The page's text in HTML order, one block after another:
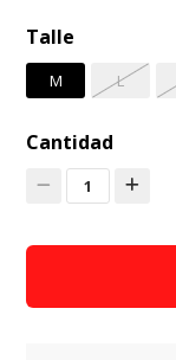
Talle
M L
Cantidad
1